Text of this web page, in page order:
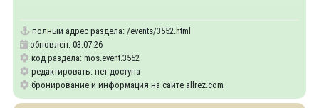
полный адрес раздела: /events/3552.html
обновлен: 03.07.26
код раздела: mos.event.3552
редактировать: нет доступа
бронирование и информация на сайте allrez.com